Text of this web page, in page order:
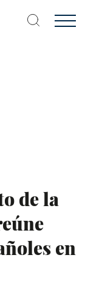
de la
en